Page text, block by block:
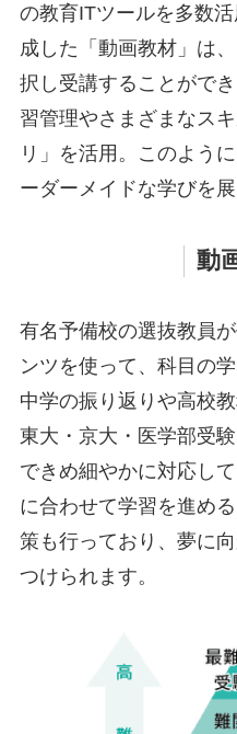
の教育ITツールを多数
成した「動画教材」は
択し受講することがで
習管理やさまざまなス
リ」を活用。このよう
ーダーメイドな学びを展
動
有名予備校の選抜教員
ンツを使って、科目の学
中学の振り返りや高校
東大・京大・医学部受
できめ細やかに対応し
に合わせて学習を進め
策も行っており、夢に
つけられます。